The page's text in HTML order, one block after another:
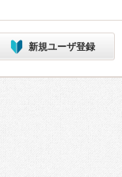
新規ユーザ登録